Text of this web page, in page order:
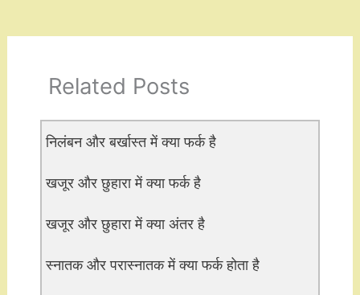
Related Posts
निलंबन और बर्खास्त में क्या फर्क है
खजूर और छुहारा में क्या फर्क है
खजूर और छुहारा में क्या अंतर है
स्नातक और परास्नातक में क्या फर्क होता है